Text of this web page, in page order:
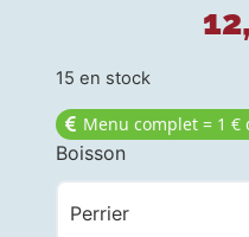
15 en stock
Menu complet = 1 €
Boisson
Perrier